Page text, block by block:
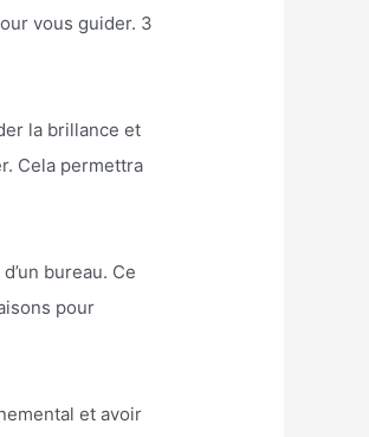
vous guider. 3
la brillance et
Cela permettra
bureau. Ce
pour
et avoir